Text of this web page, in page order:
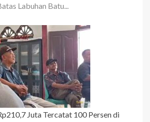
Labuhan Batu...
Juta Tercatat 100 Persen di